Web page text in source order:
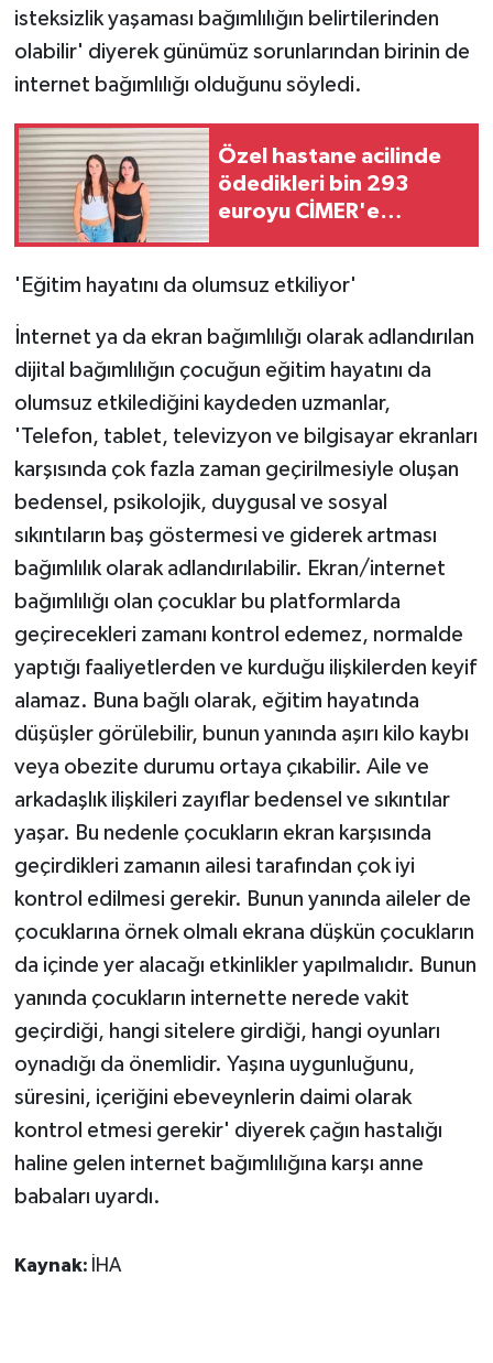
isteksizlik yaşaması bağımlılığın belirtilerinden
olabilir' diyerek günümüz sorunlarından birinin de
internet bağımlılığı olduğunu söyledi.
Özel hastane acilinde
ödedikleri bin 293
euroyu CİMER'e
'Eğitim hayatını da olumsuz etkiliyor'
İnternet ya da ekran bağımlılığı olarak adlandırılan
dijital bağımlılığın çocuğun eğitim hayatını da
olumsuz etkilediğini kaydeden uzmanlar,
'Telefon, tablet, televizyon ve bilgisayar ekranları
karşısında çok fazla zaman geçirilmesiyle oluşan
bedensel, psikolojik, duygusal ve sosyal
sıkıntıların baş göstermesi ve giderek artması
bağımlılık olarak adlandırılabilir. Ekran/internet
bağımlılığı olan çocuklar bu platformlarda
geçirecekleri zamanı kontrol edemez, normalde
yaptığı faaliyetlerden ve kurduğu ilişkilerden keyif
alamaz. Buna bağlı olarak, eğitim hayatında
düşüşler görülebilir, bunun yanında aşırı kilo kaybı
veya obezite durumu ortaya çıkabilir. Aile ve
arkadaşlık ilişkileri zayıflar bedensel ve sıkıntılar
yaşar. Bu nedenle çocukların ekran karşısında
geçirdikleri zamanın ailesi tarafından çok iyi
kontrol edilmesi gerekir. Bunun yanında aileler de
çocuklarına örnek olmalı ekrana düşkün çocukların
da içinde yer alacağı etkinlikler yapılmalıdır. Bunun
yanında çocukların internette nerede vakit
geçirdiği, hangi sitelere girdiği, hangi oyunları
oynadığı da önemlidir. Yaşına uygunluğunu,
süresini, içeriğini ebeveynlerin daimi olarak
kontrol etmesi gerekir' diyerek çağın hastalığı
haline gelen internet bağımlılığına karşı anne
babaları uyardı.
Kaynak: İHA
SPOR HABERLERİ
TEKNOLOJİ
Turizm
ÜLKE GÜNDEMİ
YAŞAM
YEREL
Yerel Haberler